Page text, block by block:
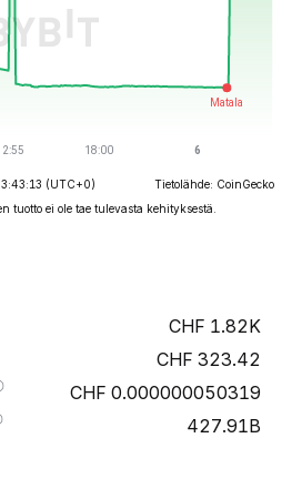
(UTC+0)
Tietolähde: CoinGecko
tuotto ei ole tae tulevasta kehityksestä.
1.82K
323.42
0.000000050319
427.91B